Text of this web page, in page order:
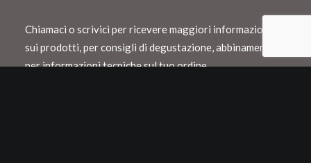
Chiamaci o scrivici per ricevere maggiori informazioni
sui prodotti, per consigli di degustazione, abbinamento o
per informazioni tecniche sul tuo ordine.